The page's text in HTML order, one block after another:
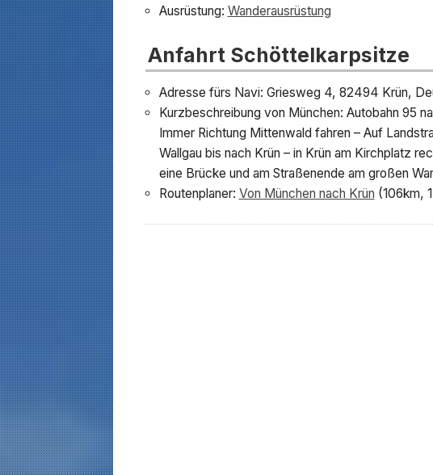
Ausrüstung: Wanderausrüstung
Anfahrt Schöttelkarpsitze
Adresse fürs Navi: Griesweg 4, 82494 Krün,
Kurzbeschreibung von München: Autobahn 95
Immer Richtung Mittenwald fahren – Auf
Wallgau bis nach Krün – in Krün am Kirchplatz
eine Brücke und am Straßenende am großen
Routenplaner: Von München nach Krün (106km,